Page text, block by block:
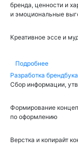
бренда, ценности и
и эмоциональные
Креативное эссе и
Подробнее
Разработка брендбука
Сбор информации,
Формирование
по оформлению
Верстка и копирайт